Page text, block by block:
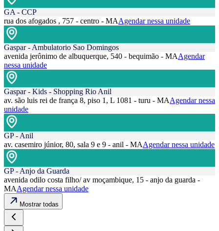
GA - CCP
rua dos afogados , 757 - centro - MAAgendar nessa unidade
Gaspar - Ambulatorio Sao Domingos
avenida jerônimo de albuquerque, 540 - bequimão - MAAgendar
nessa unidade
Gaspar - Kids - Shopping Rio Anil
av. são luis rei de frança 8, piso 1, L 1081 - turu - MAAgendar nessa
unidade
GP - Anil
av. casemiro júnior, 80, sala 9 e 9 - anil - MAAgendar nessa unidade
GP - Anjo da Guarda
avenida odilo costa filho/ av moçambique, 15 - anjo da guarda -
MAAgendar nessa unidade
Mostrar todas